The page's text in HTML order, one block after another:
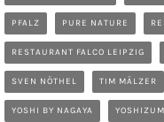
PFALZ PURE NATURE
RESTAURANT FALCO LEIPZIG
SVEN NÖTHEL TIM MÄLZER
YOSHI BY NAGAYA